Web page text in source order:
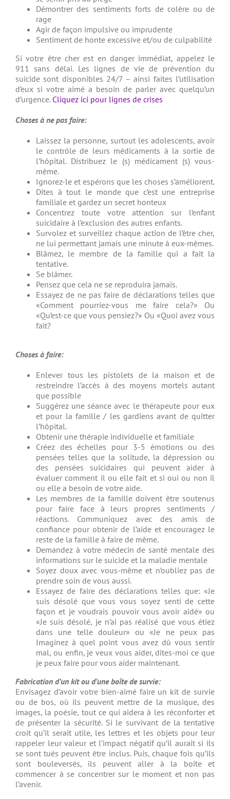
Démontrer des sentiments forts de colère ou de
rage
Agir de façon impulsive ou imprudente
Sentiment de honte excessive et/ou de culpabilité
Si votre être cher est en danger immédiat, appelez le
911 sans délai. Les lignes de vie de prévention du
suicide sont disponibles 24/7 – ainsi faites l’utilisation
d’eux si votre aimé a besoin de parler avec quelqu’un
d’urgence. Cliquez ici pour lignes de crises
Choses à ne pas faire:
Laissez la personne, surtout les adolescents, avoir
le contrôle de leurs médicaments à la sortie de
l’hôpital. Distribuez le (s) médicament (s) vous-
même.
Ignorez-le et espérons que les choses s’améliorent.
Dites à tout le monde que c’est une entreprise
familiale et gardez un secret honteux
Concentrez toute votre attention sur l’enfant
suicidaire à l’exclusion des autres enfants.
Survolez et surveillez chaque action de l’être cher,
ne lui permettant jamais une minute à eux-mêmes.
Blâmez, le membre de la famille qui a fait la
tentative.
Se blâmer.
Pensez que cela ne se reproduira jamais.
Essayez de ne pas faire de déclarations telles que
«Comment pourriez-vous me faire cela?» Ou
«Qu’est-ce que vous pensiez?» Ou «Quoi avez vous
fait?
Choses à faire:
Enlever tous les pistolets de la maison et de
restreindre l’accès à des moyens mortels autant
que possible
Suggérez une séance avec le thérapeute pour eux
et pour la famille / les gardiens avant de quitter
l’hôpital.
Obtenir une thérapie individuelle et familiale
Créez des échelles pour 3-5 émotions ou des
pensées telles que la solitude, la dépression ou
des pensées suicidaires qui peuvent aider à
évaluer comment il ou elle fait et si oui ou non il
ou elle a besoin de votre aide.
Les membres de la famille doivent être soutenus
pour faire face à leurs propres sentiments /
réactions. Communiquez avec des amis de
confiance pour obtenir de l’aide et encouragez le
reste de la famille à faire de même.
Demandez à votre médecin de santé mentale des
informations sur le suicide et la maladie mentale
Soyez doux avec vous-même et n’oubliez pas de
prendre soin de vous aussi.
Essayez de faire des déclarations telles que: «Je
suis désolé que vous vous soyez senti de cette
façon et je voudrais pouvoir vous avoir aidé» ou
«Je suis désolé, je n’ai pas réalisé que vous étiez
dans une telle douleur» ou «Je ne peux pas
Imaginez à quel point vous avez dû vous sentir
mal, ou enfin, je veux vous aider, dites-moi ce que
je peux faire pour vous aider maintenant.
Fabrication d’un kit ou d’une boîte de survie:
Envisagez d’avoir votre bien-aimé faire un kit de survie
ou de bos, où ils peuvent mettre de la musique, des
images, la poésie, tout ce qui aidera à les réconforter et
de présenter la sécurité. Si le survivant de la tentative
croit qu’il serait utile, les lettres et les objets pour leur
rappeler leur valeur et l’impact négatif qu’il aurait si ils
se sont tués peuvent être inclus. Puis, chaque fois qu’ils
sont bouleversés, ils peuvent aller à la boîte et
commencer à se concentrer sur le moment et non pas
l’avenir.